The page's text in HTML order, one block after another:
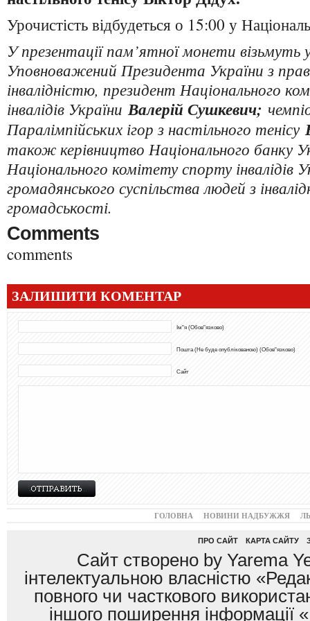
Урочистість відбудеться о 15:00 у
У презентації пам’ятної монети візьмуть
Уповноважений Президента України з
інвалідністю, президент Національного
інвалідів України Валерій Сушкевич;
Паралімпійських ігор з настільного тенісу
також керівництво Національного банку
Національного комітету спорту інвалідів
громадянського суспільства людей з
громадськості.
Comments
comments
ЗАЛИШИТИ КОМЕНТАР
Ім"я (Обов"язково)
Пошта (Не буде опублікованою) (Обов"язково)
Сайт
ГОЛОВНА НОВИНИ НАДБУЖЖЯ
ПРО САЙТ КАРТА САЙТУ
Сайт створено by Yarema
інтелектуальною власністю
повного чи часткового
іншого поширення інформації